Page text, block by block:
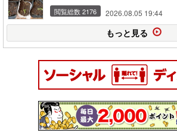
閲覧総数 2176 2026.08.05 19:44
もっと見る